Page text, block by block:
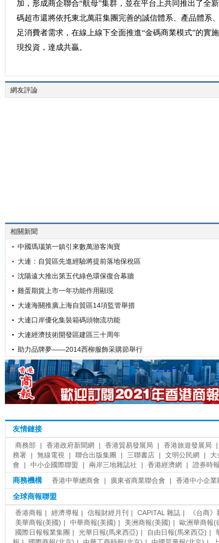
加，形成商企聯合“航母”集群，並在平台上共同推出了全
碼超市還將依托東北萬莊集團完善的誠信體系、產品體系
足消費者需求，在線上線下全面推進“金碼商業模式”的實
現投資，達成共贏。
網友評論
相關新聞
中國瑪瑙第一鎮引來數萬游客淘寶
大連：自貿區先進經驗將提前落地保稅區
沈陽遠大推出第五代綠色環保復合幕牆
雞蛋期貨上市一年功能作用顯現
大連海關推廣上海自貿區14項監管舉措
大連口岸優化集裝箱碼頭物流功能
大連經濟技術開發區建區三十周年
助力品牌夢——2014西柳服飾采購節舉行